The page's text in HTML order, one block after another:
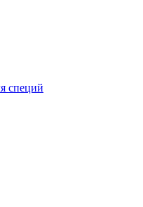
специй